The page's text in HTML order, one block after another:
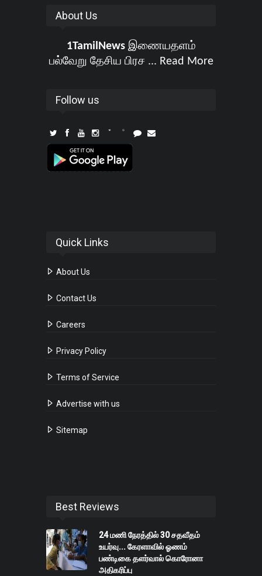
About Us
1TamilNewsஇணையதளம்
பல்வேறு தேசிய பிரச ... Read More
Follow us
Quick Links
About Us
Contact Us
Careers
Privacy Policy
Terms of Service
Advertise with us
Sitemap
Best Reviews
24 மணி நேரத்தில் 30 சதவீதம்
உயர்வு... கேரளாவில் ஓணம்
பண்டிகை தளர்வால் கொரோனா
அதிகரிப்பு